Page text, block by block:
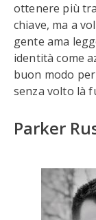
ottenere più
chiave, ma a
gente ama
identità come
buon modo
senza volto là
Parker